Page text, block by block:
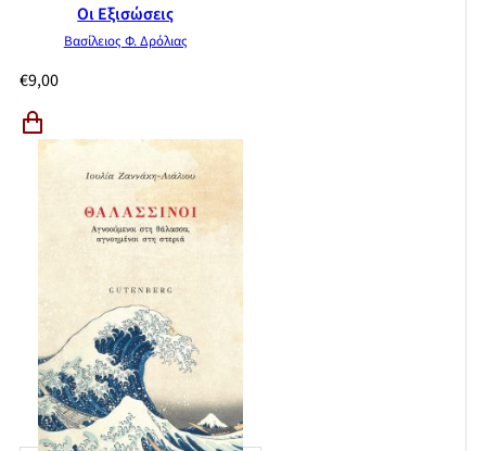
Οι Εξισώσεις
Βασίλειος Φ. Δρόλιας
€9,00